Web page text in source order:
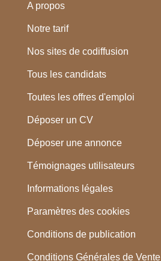
A propos
Notre tarif
Nos sites de codiffusion
Tous les candidats
Toutes les offres d'emploi
Déposer un CV
Déposer une annonce
Témoignages utilisateurs
Informations légales
Paramètres des cookies
Conditions de publication
Conditions Générales de Vente